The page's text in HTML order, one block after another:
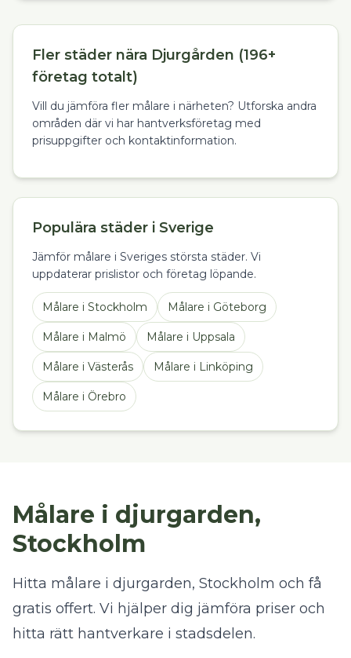
Fler städer nära Djurgården (196+
företag totalt)
Vill du jämföra fler målare i närheten? Utforska andra
områden där vi har hantverksföretag med
prisuppgifter och kontaktinformation.
Populära städer i Sverige
Jämför målare i Sveriges största städer. Vi
uppdaterar prislistor och företag löpande.
Målare i Stockholm Målare i Göteborg
Målare i Malmö Målare i Uppsala
Målare i Västerås Målare i Linköping
Målare i Örebro
Målare i djurgarden,
Stockholm
Hitta målare i djurgarden, Stockholm och få
gratis offert. Vi hjälper dig jämföra priser och
hitta rätt hantverkare i stadsdelen.